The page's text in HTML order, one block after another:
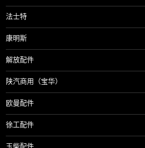
法士特
康明斯
解放配件
陕汽商用（宝华）
欧曼配件
徐工配件